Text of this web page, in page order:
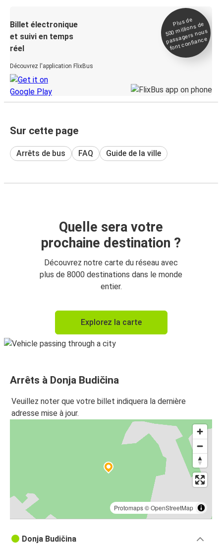
Billet électronique
et suivi en temps
réel
Découvrez l'application FlixBus
Plus de
500
millions de
passagers nous
font confiance
Sur cette page
Arrêts de bus FAQ Guide de la ville
Quelle sera votre
prochaine destination ?
Découvrez notre carte du réseau avec
plus de 8000 destinations dans le monde
entier.
Explorez la carte
Arrêts à Donja Budičina
Veuillez noter que votre billet indiquera la dernière
adresse mise à jour.
Protomaps©OpenStreetMap
Donja Budičina